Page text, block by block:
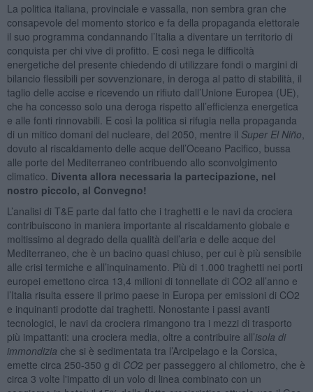
La politica italiana, provinciale e vassalla, non sembra gran che
consapevole del momento storico e fa della propaganda elettorale
il suo programma condannando l’Italia a diventare un territorio di
conquista per chi vive di profitto. E così nega le difficoltà
energetiche del presente chiedendo di utilizzare fondi o margini di
bilancio flessibili per sovvenzionare, in deroga al patto di stabilità, il
taglio delle accise e ricevendo un rifiuto dall’Unione Europea (UE),
che ha concesso solo una deroga rispetto all’efficienza energetica
e alle fonti rinnovabili. E così la politica si rifugia nella propaganda
di un mitico domani del nucleare, del 2050, mentre il Super El Niño
dovuto al riscaldamento delle acque dell’Oceano Pacifico, bussa
alle porte del Mediterraneo contribuendo allo sconvolgimento
climatico. Diventa allora necessaria la partecipazione, nel
nostro piccolo, al Convegno!
L’analisi di T&E parte dal fatto che i traghetti e le navi da crociera
contribuiscono in maniera importante al riscaldamento globale e
moltissimo al degrado della qualità dell’aria e delle acque del
Mediterraneo, che è un bacino quasi chiuso, per cui è più sensibile
alle crisi termiche e all’inquinamento. Più di 1.000 traghetti nei porti
europei emettono circa 13,4 milioni di tonnellate di CO2 all’anno e
l’Italia risulta essere il primo paese in Europa per emissioni di CO2
e inquinanti prodotte dai traghetti. Nonostante i passi avanti
tecnologici, le navi da crociera rimangono tra i mezzi di trasporto
più impattanti: una crociera media, oltre a contribuire all’isola di
immondizia che si è sedimentata tra l’Arcipelago e la Corsica,
emette circa 250-350 g di CO2 per passeggero al chilometro, che è
circa 3 volte l'impatto di un volo di linea combinato con un